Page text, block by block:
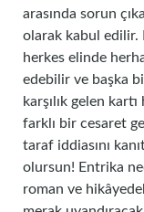
arasında sorun
olarak kabul edilir.
herkes elinde
edebilir ve başka
karşılık gelen
farklı bir cesaret
taraf iddiasını
olursun! Entrika
roman ve